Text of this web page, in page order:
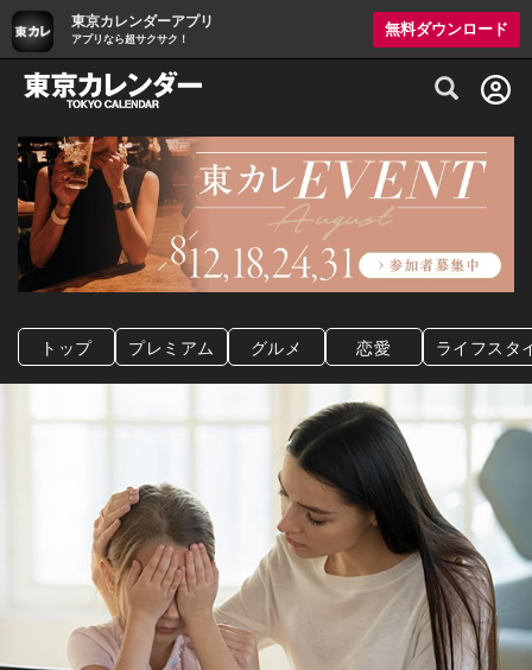
東京カレンダーアプリ
アプリなら超サクサク！
無料ダウンロード
グルメ情報・プレミアムレストラン予約
トップ プレミアム グルメ 恋愛 ライフスタ